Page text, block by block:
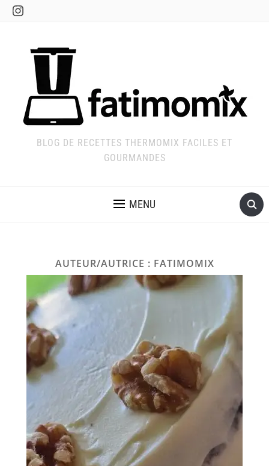
Instagram
BLOG DE RECETTES THERMOMIX FACILES ET
GOURMANDES
MENU
AUTEUR/AUTRICE : FATIMOMIX